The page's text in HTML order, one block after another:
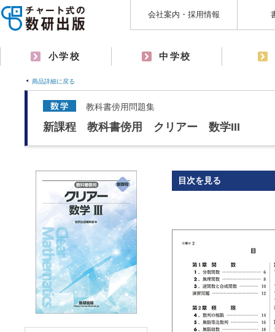
会社案内・採用情報
小学校 中学校
商品詳細に戻る
教科書傍用問題集
新課程 教科書傍用 クリアー 数学III
目次を見る